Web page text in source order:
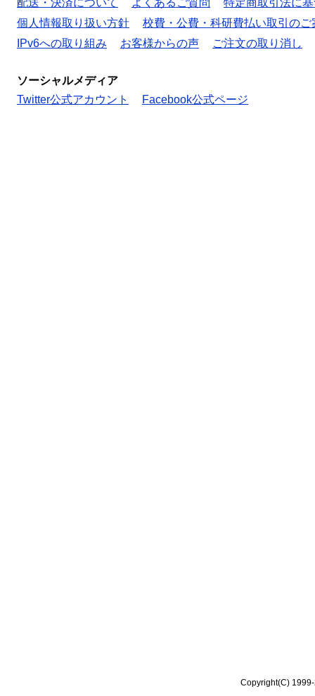
個人情報取り扱い方針
校費・公費・科研費払い取引のご
IPv6への取り組み
お客様からの声 ご注文の取り消し
ソーシャルメディア
Twitter公式アカウント
Facebook公式ページ
Copyright(C)